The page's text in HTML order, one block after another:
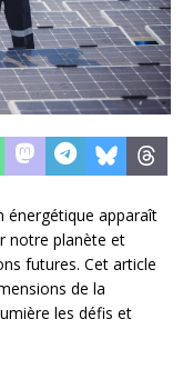
énergétique apparaît
notre planète et
futures. Cet article
de la
les défis et